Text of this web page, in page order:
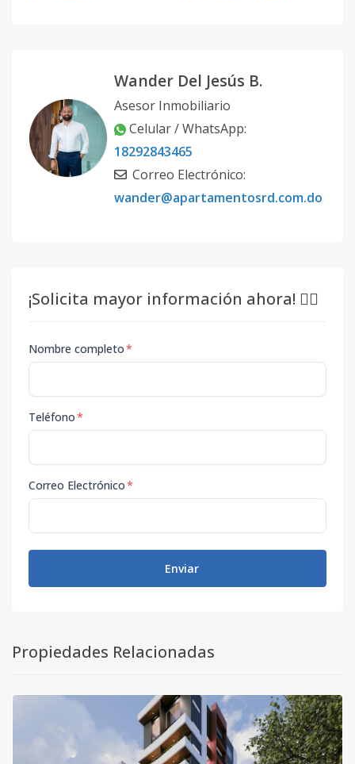
Wander Del Jesús B.
Asesor Inmobiliario
Celular / WhatsApp:
18292843465
Correo Electrónico:
wander@apartamentosrd.com.do
¡Solicita mayor información ahora! 👇🏽
Nombre completo*
Teléfono*
Correo Electrónico*
Enviar
Propiedades Relacionadas